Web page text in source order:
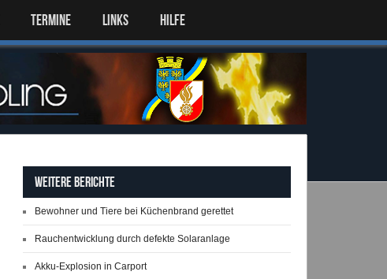
TERMINE LINKS HILFE
Weitere Berichte
Bewohner und Tiere bei Küchenbrand gerettet
Rauchentwicklung durch defekte Solaranlage
Akku-Explosion in Carport